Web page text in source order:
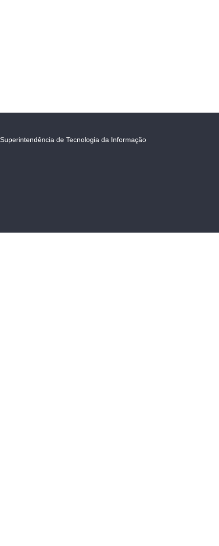
Superintendência de Tecnologia da Informação